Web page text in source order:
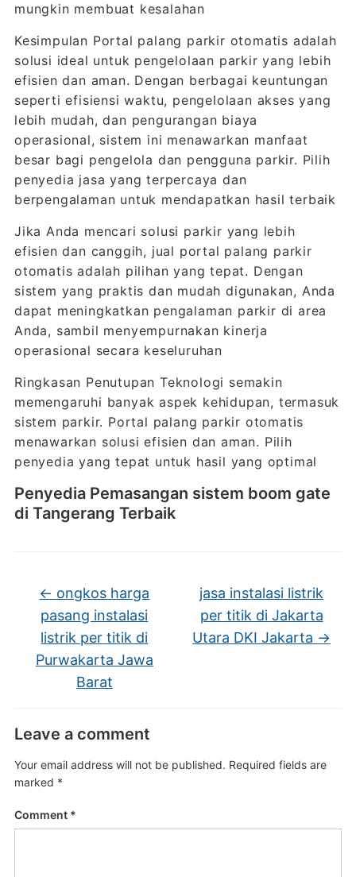
mungkin membuat kesalahan
Kesimpulan Portal palang parkir otomatis adalah
solusi ideal untuk pengelolaan parkir yang lebih
efisien dan aman. Dengan berbagai keuntungan
seperti efisiensi waktu, pengelolaan akses yang
lebih mudah, dan pengurangan biaya
operasional, sistem ini menawarkan manfaat
besar bagi pengelola dan pengguna parkir. Pilih
penyedia jasa yang terpercaya dan
berpengalaman untuk mendapatkan hasil terbaik
Jika Anda mencari solusi parkir yang lebih
efisien dan canggih, jual portal palang parkir
otomatis adalah pilihan yang tepat. Dengan
sistem yang praktis dan mudah digunakan, Anda
dapat meningkatkan pengalaman parkir di area
Anda, sambil menyempurnakan kinerja
operasional secara keseluruhan
Ringkasan Penutupan Teknologi semakin
memengaruhi banyak aspek kehidupan, termasuk
sistem parkir. Portal palang parkir otomatis
menawarkan solusi efisien dan aman. Pilih
penyedia yang tepat untuk hasil yang optimal
Penyedia Pemasangan sistem boom gate
di Tangerang Terbaik
← ongkos harga
pasang instalasi
listrik per titik di
Purwakarta Jawa
Barat
jasa instalasi listrik
per titik di Jakarta
Utara DKI Jakarta →
Leave a comment
Your email address will not be published. Required fields are
marked *
Comment *